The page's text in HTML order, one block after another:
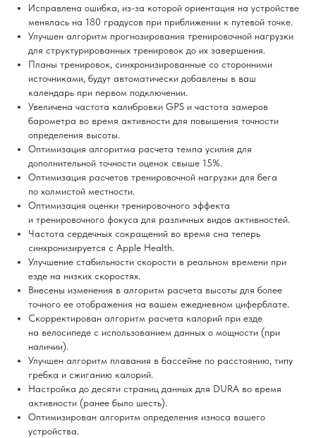
Исправлена ошибка, из-за которой ориентация на устройстве
менялась на 180 градусов при приближении к путевой точке.
Улучшен алгоритм прогнозирования тренировочной нагрузки
для структурированных тренировок до их завершения.
Планы тренировок, синхронизированные со сторонними
источниками, будут автоматически добавлены в ваш
календарь при первом подключении.
Увеличена частота калибровки GPS и частота замеров
барометра во время активности для повышения точности
определения высоты.
Оптимизация алгоритма расчета темпа усилия для
дополнительной точности оценок свыше 15%.
Оптимизация расчетов тренировочной нагрузки для бега
по холмистой местности.
Оптимизация оценки тренировочного эффекта
и тренировочного фокуса для различных видов активностей.
Частота сердечных сокращений во время сна теперь
синхронизируется с Apple Health.
Улучшение стабильности скорости в реальном времени при
езде на низких скоростях.
Внесены изменения в алгоритм расчета высоты для более
точного ее отображения на вашем ежедневном циферблате.
Скорректирован алгоритм расчета калорий при езде
на велосипеде с использованием данных о мощности (при
наличии).
Улучшен алгоритм плавания в бассейне по расстоянию, типу
гребка и сжиганию калорий.
Настройка до десяти страниц данных для DURA во время
активности (ранее было шесть).
Оптимизирован алгоритм определения износа вашего
устройства.